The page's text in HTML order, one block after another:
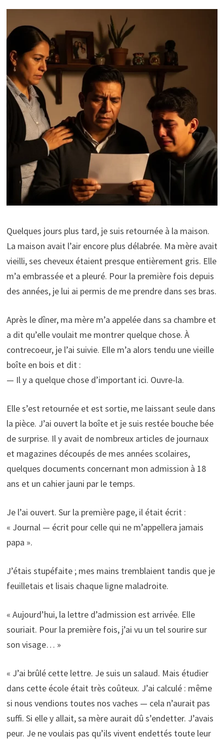
Quelques jours plus tard, je suis retournée à la maison.
La maison avait l’air encore plus délabrée. Ma mère avait
vieilli, ses cheveux étaient presque entièrement gris. Elle
m’a embrassée et a pleuré. Pour la première fois depuis
des années, je lui ai permis de me prendre dans ses bras.
Après le dîner, ma mère m’a appelée dans sa chambre et
a dit qu’elle voulait me montrer quelque chose. À
contrecoeur, je l’ai suivie. Elle m’a alors tendu une vieille
boîte en bois et dit :
— Il y a quelque chose d’important ici. Ouvre-la.
Elle s’est retournée et est sortie, me laissant seule dans
la pièce. J’ai ouvert la boîte et je suis restée bouche bée
de surprise. Il y avait de nombreux articles de journaux
et magazines découpés de mes années scolaires,
quelques documents concernant mon admission à 18
ans et un cahier jauni par le temps.
Je l’ai ouvert. Sur la première page, il était écrit :
« Journal — écrit pour celle qui ne m’appellera jamais
papa ».
J’étais stupéfaite ; mes mains tremblaient tandis que je
feuilletais et lisais chaque ligne maladroite.
« Aujourd’hui, la lettre d’admission est arrivée. Elle
souriait. Pour la première fois, j’ai vu un tel sourire sur
son visage… »
« J’ai brûlé cette lettre. Je suis un salaud. Mais étudier
dans cette école était très coûteux. J’ai calculé : même
si nous vendions toutes nos vaches — cela n’aurait pas
suffi. Si elle y allait, sa mère aurait dû s’endetter. J’avais
peur. Je ne voulais pas qu’ils vivent endettés toute leur